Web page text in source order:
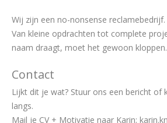
Wij zijn een no-nonsense reclamebedrijf.
Van kleine opdrachten tot complete
naam draagt, moet het gewoon kloppen.
Contact
Lijkt dit je wat? Stuur ons een bericht of
langs.
Mail je CV + Motivatie naar Karin;